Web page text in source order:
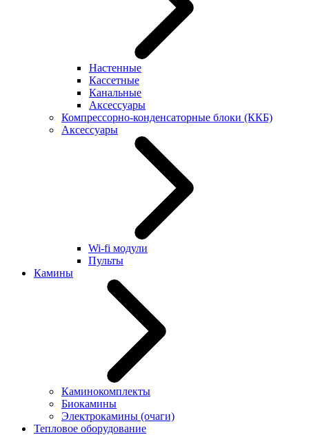
Настенные
Кассетные
Канальные
Аксессуары
Компрессорно-конденсаторные блоки (ККБ)
Аксессуары
Wi-fi модули
Пульты
Камины
Каминокомплекты
Биокамины
Электрокамины (очаги)
Тепловое оборудование